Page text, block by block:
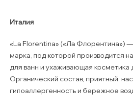
Италия
«La Florentina» («Ла Флорентина») —
марка, под которой производится
для ванн и ухаживающая косметика
Органический состав, приятный,
гипоаллергенность и бережное